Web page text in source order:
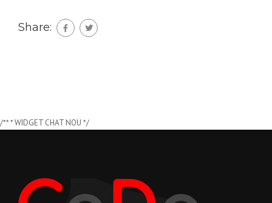
Share:
/** * WIDGET CHAT NOU */